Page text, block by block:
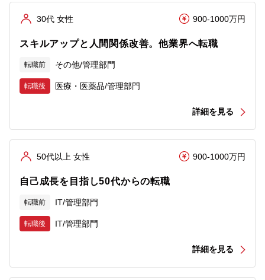
30代 女性 900-1000万円
スキルアップと人間関係改善。他業界へ転職
転職前 その他/管理部門
転職後 医療・医薬品/管理部門
詳細を見る
50代以上 女性 900-1000万円
自己成長を目指し50代からの転職
転職前 IT/管理部門
転職後 IT/管理部門
詳細を見る